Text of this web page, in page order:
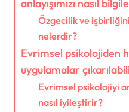
anlayışımızı nasıl
Özgecilik ve
nelerdir?
Evrimsel psikolojiden
uygulamalar
Evrimsel psikolojiyi
nasıl iyileştirir?